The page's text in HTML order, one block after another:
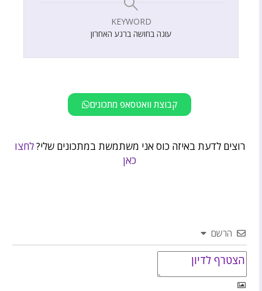
KEYWORD
עוגה בחושה ברגע האחרון
קבוצת וואטסאפ מתכונים
רוצים לדעת באיזה כוס אני משתמשת במתכונים שלי?לחצו
כאן
הרשם